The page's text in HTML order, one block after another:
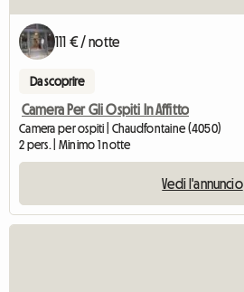
111 € / notte
Da scoprire
Camera Per Gli Ospiti In Affitto
Camera per ospiti | Chaudfontaine (4050)
2 pers. | Minimo 1 notte
Vedi l'annuncio